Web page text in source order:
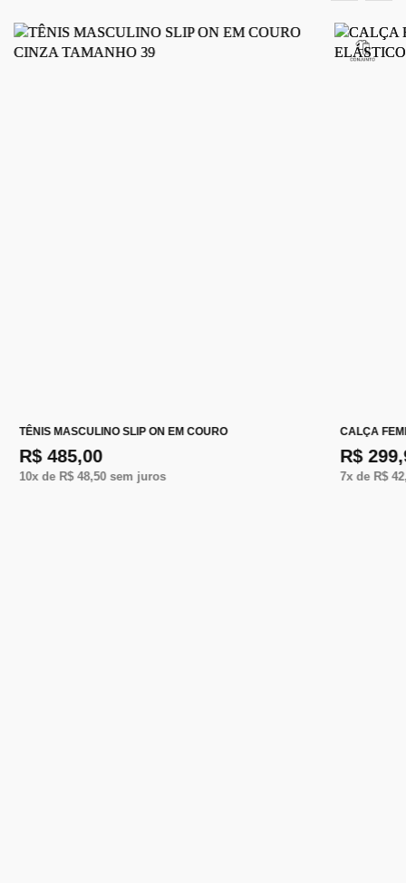
TÊNIS MASCULINO SLIP ON EM COURO
R$ 485,00
10x de R$ 48,50sem juros
CALÇA
R$
7x de R$